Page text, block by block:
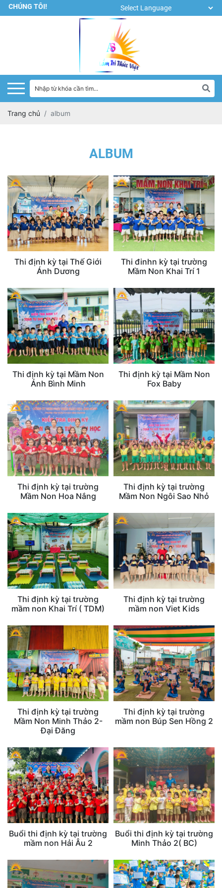
TÔI!
Trang chủ album
ALBUM
Thi định kỳ tại Thế Giới
Ánh Dương
Thi đinhn kỳ tại trường
Mầm Non Khai Trí 1
Thi định kỳ tại Mầm Non
Ánh Bình Minh
Thi định kỳ tại Mầm Non
Fox Baby
Thi định kỳ tại trường
Mầm Non Hoa Nắng
Thi định kỳ tại trường
Mầm Non Ngôi Sao Nhỏ
Thi định kỳ tại trường
mầm non Khai Trí ( TDM)
Thi định kỳ tại trường
mầm non Viet Kids
Thi định kỳ tại trường
Mầm Non Minh Thảo 2-
Đại Đăng
Thi định kỳ tại trường
mầm non Búp Sen Hồng 2
Buổi thi định kỳ tại trường
mầm non Hải Âu 2
Buổi thi định kỳ tại trường
Minh Thảo 2( BC)